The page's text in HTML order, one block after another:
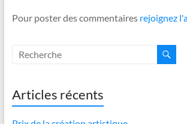
Pour poster des commentaires rejoignez
Articles récents